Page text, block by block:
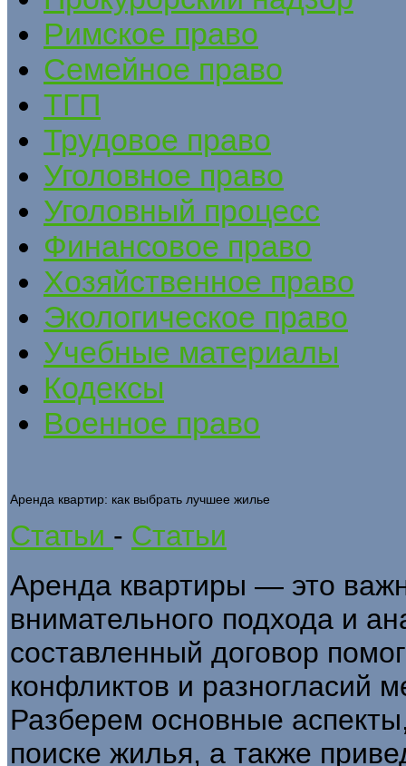
Римское право
Семейное право
ТГП
Трудовое право
Уголовное право
Уголовный процесс
Финансовое право
Хозяйственное право
Экологическое право
Учебные материалы
Кодексы
Военное право
Аренда квартир: как выбрать лучшее жилье
Статьи - Статьи
Аренда квартиры — это
внимательного подхода и
составленный договор
конфликтов и разногласий
Разберем основные
поиске жилья, а также